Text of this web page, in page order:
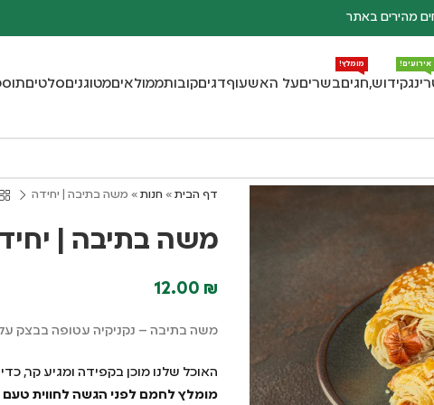
מהירים באתר
אירועים!
קידוש,חגים
מומלץ!
בשריםעל האשעוףדגיםקובותממולאיםמטוגניםסלטים
דף הבית » חנות » משה בתיבה | יחידה
משה בתיבה |
12.00 ₪
משה בתיבה – נקניקיה עטופה בבצק
האוכל שלנו מוכן בקפידה ומגיע קר,
מומלץ לחמם לפני הגשה לחווית